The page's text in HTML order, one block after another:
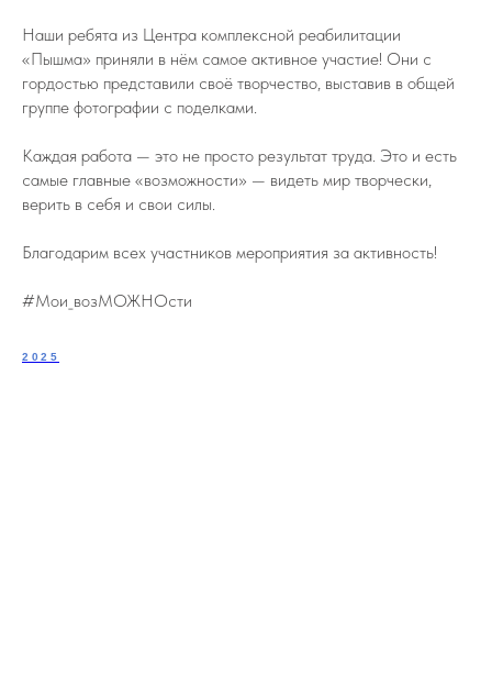
Наши ребята из Центра комплексной реабилитации
«Пышма» приняли в нём самое активное участие! Они с
гордостью представили своё творчество, выставив в общей
группе фотографии с поделками.
Каждая работа — это не просто результат труда. Это и есть
самые главные «возможности» — видеть мир творчески,
верить в себя и свои силы.
Благодарим всех участников мероприятия за активность!
#Мои_возМОЖНОсти
2025